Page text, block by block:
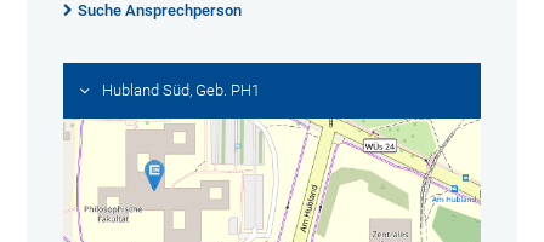
Suche Ansprechperson
Hubland Süd, Geb. PH1